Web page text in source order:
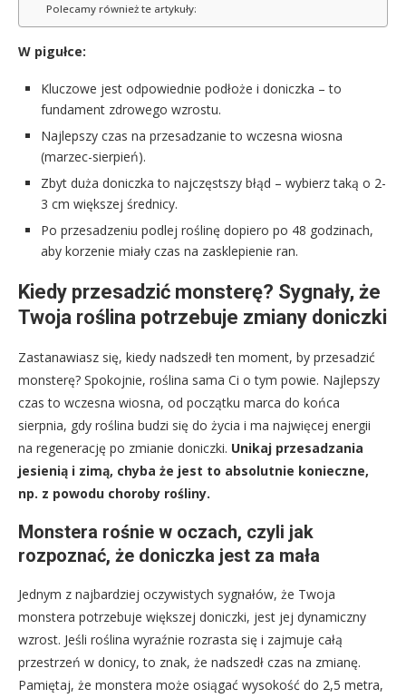
Polecamy również te artykuły:
W pigułce:
Kluczowe jest odpowiednie podłoże i doniczka – to
fundament zdrowego wzrostu.
Najlepszy czas na przesadzanie to wczesna wiosna
(marzec-sierpień).
Zbyt duża doniczka to najczęstszy błąd – wybierz taką o 2-
3 cm większej średnicy.
Po przesadzeniu podlej roślinę dopiero po 48 godzinach,
aby korzenie miały czas na zasklepienie ran.
Kiedy przesadzić monsterę? Sygnały, że
Twoja roślina potrzebuje zmiany doniczki
Zastanawiasz się, kiedy nadszedł ten moment, by przesadzić
monsterę? Spokojnie, roślina sama Ci o tym powie. Najlepszy
czas to wczesna wiosna, od początku marca do końca
sierpnia, gdy roślina budzi się do życia i ma najwięcej energii
na regenerację po zmianie doniczki. Unikaj przesadzania
jesienią i zimą, chyba że jest to absolutnie konieczne,
np. z powodu choroby rośliny.
Monstera rośnie w oczach, czyli jak
rozpoznać, że doniczka jest za mała
Jednym z najbardziej oczywistych sygnałów, że Twoja
monstera potrzebuje większej doniczki, jest jej dynamiczny
wzrost. Jeśli roślina wyraźnie rozrasta się i zajmuje całą
przestrzeń w donicy, to znak, że nadszedł czas na zmianę.
Pamiętaj, że monstera może osiągać wysokość do 2,5 metra,